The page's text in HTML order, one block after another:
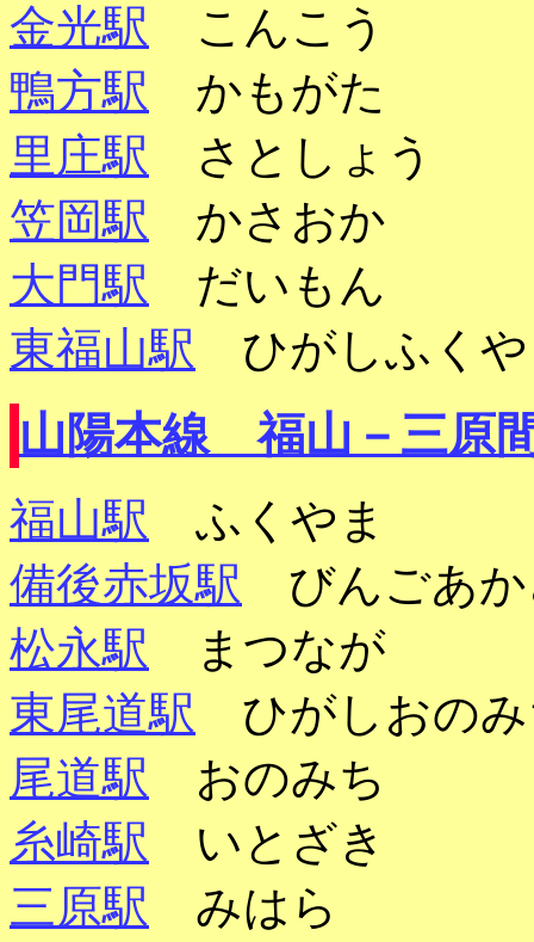
金光駅 こんこう
鴨方駅 かもがた
里庄駅 さとしょう
笠岡駅 かさおか
大門駅 だいもん
東福山駅 ひがしふく
山陽本線 福山－三原
福山駅 ふくやま
備後赤坂駅 びんごあか
松永駅 まつなが
東尾道駅 ひがしおの
尾道駅 おのみち
糸崎駅 いとざき
三原駅 みはら